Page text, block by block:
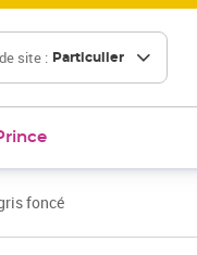
site : Particulier
foncé